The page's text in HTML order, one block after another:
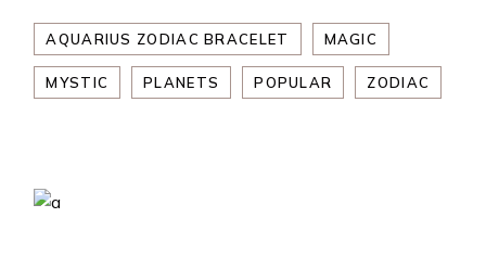
AQUARIUS ZODIAC BRACELET MAGIC
MYSTIC PLANETS POPULAR ZODIAC